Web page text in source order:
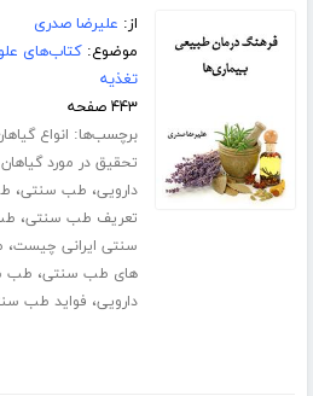
از: علیرضا صدری
موضوع:کتاب‌های
تغذیه
۴۴۳ صفحه
برچسب‌ها: انواع
تحقیق در مورد
دارویی، طب سنتی،
تعریف طب سنتی،
سنتی ایرانی چیست،
های طب سنتی، طب
دارویی، فواید طب